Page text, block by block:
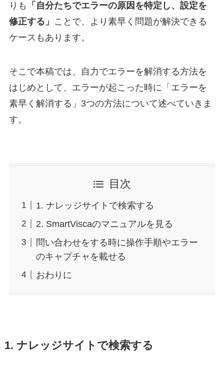
りも
「自分たちでエラーの原因を特定し、設定を
修正する」 ことで、より素早く問題が解決できる
ケースもあります。
そこで本稿では、自力でエラーを解消する方法を
はじめとして、エラーが起こった時に「エラーを
素早く解消する」3つの方法について述べていきま
す。
目次
1. ナレッジサイトで検索する
2. SmartViscaのマニュアルを見る
問い合わせをする時に操作手順やエラー
のキャプチャを載せる
おわりに
1. ナレッジサイトで検索する